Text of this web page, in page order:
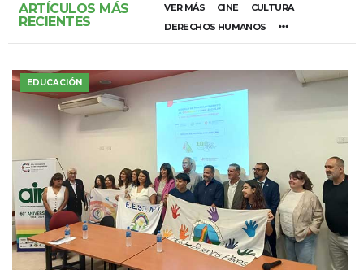
ARTÍCULOS MÁS
RECIENTES
VER MÁS CINE
CULTURA
DERECHOS HUMANOS
EDUCACIÓN